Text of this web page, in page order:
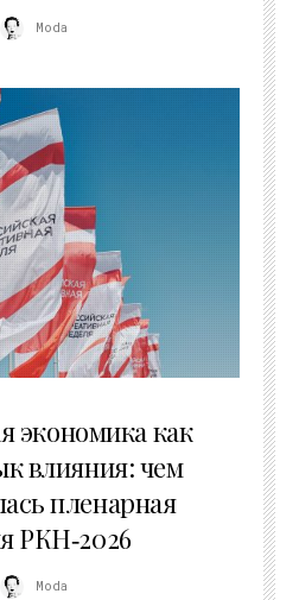
Moda
экономика как
влияния: чем
пленарная
РКН‑2026
Moda